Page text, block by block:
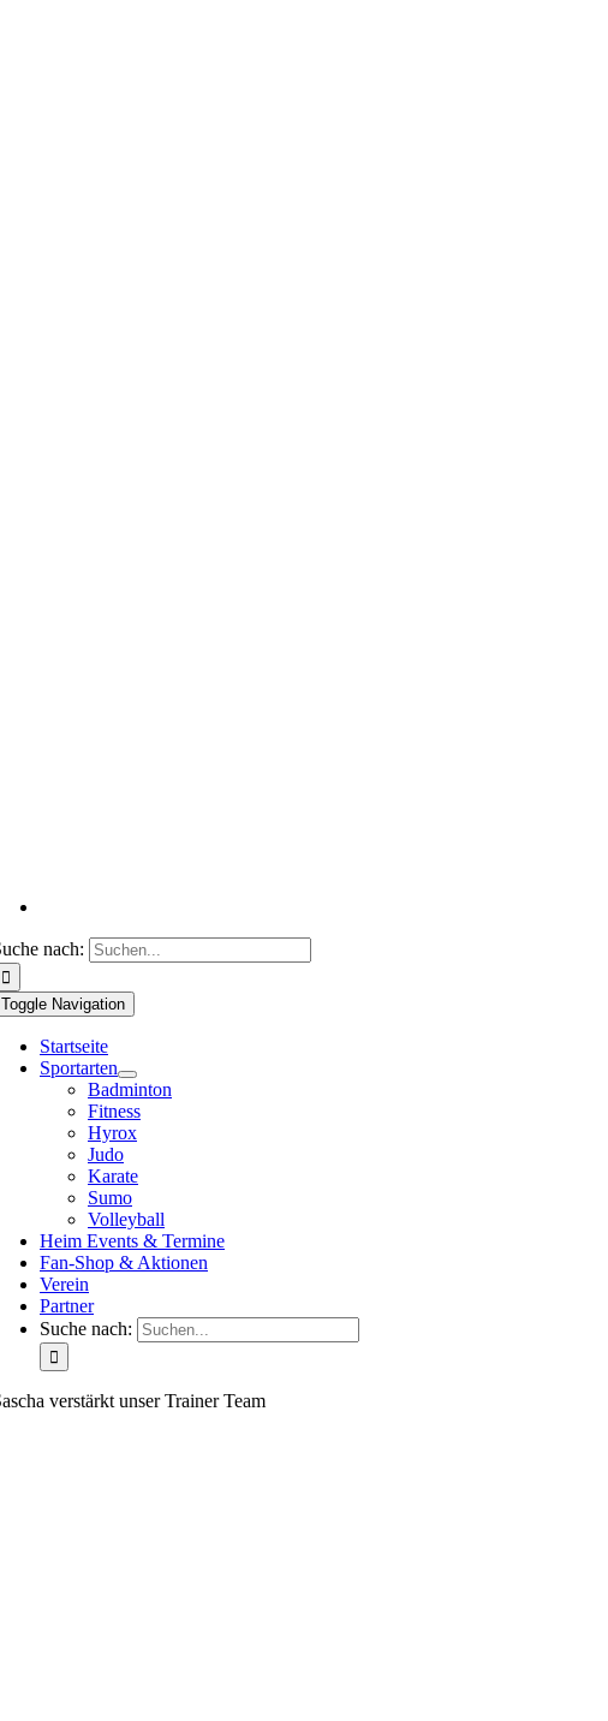
nach:
Toggle Navigation
Startseite
Sportarten
Badminton
Fitness
Hyrox
Judo
Karate
Sumo
Volleyball
Heim Events & Termine
Fan-Shop & Aktionen
Verein
Partner
Suche nach:
verstärkt unser Trainer Team